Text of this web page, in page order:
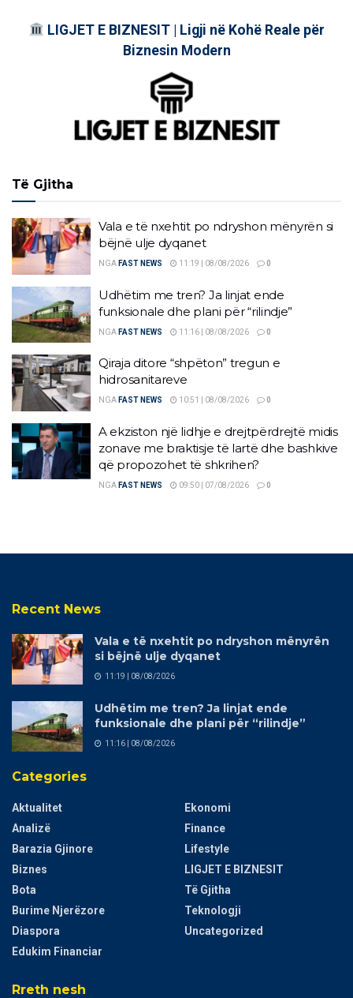
LIGJET E BIZNESIT | Ligji në Kohë Reale për
Biznesin Modern
Të Gjitha
Vala e të nxehtit po ndryshon mënyrën si
bëjnë ulje dyqanet
NGA FAST NEWS 11:19 | 08/08/2026 0
Udhëtim me tren? Ja linjat ende
funksionale dhe plani për “rilindje”
NGA FAST NEWS 11:16 | 08/08/2026 0
Qiraja ditore “shpëton” tregun e
hidrosanitareve
NGA FAST NEWS 10:51 | 08/08/2026 0
A ekziston një lidhje e drejtpërdrejtë midis
zonave me braktisje të lartë dhe bashkive
që propozohet të shkrihen?
NGA FAST NEWS 09:50 | 07/08/2026 0
Recent News
Vala e të nxehtit po ndryshon mënyrën
si bëjnë ulje dyqanet
11:19 | 08/08/2026
Udhëtim me tren? Ja linjat ende
funksionale dhe plani për “rilindje”
11:16 | 08/08/2026
Categories
Aktualitet
Analizë
Barazia Gjinore
Biznes
Bota
Burime Njerëzore
Diaspora
Edukim Financiar
Ekonomi
Finance
Lifestyle
LIGJET E BIZNESIT
Të Gjitha
Teknologji
Uncategorized
Rreth nesh